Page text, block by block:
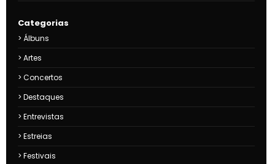
Categorias
Álbuns
Artes
Concertos
Destaques
Entrevistas
Estreias
Festivais